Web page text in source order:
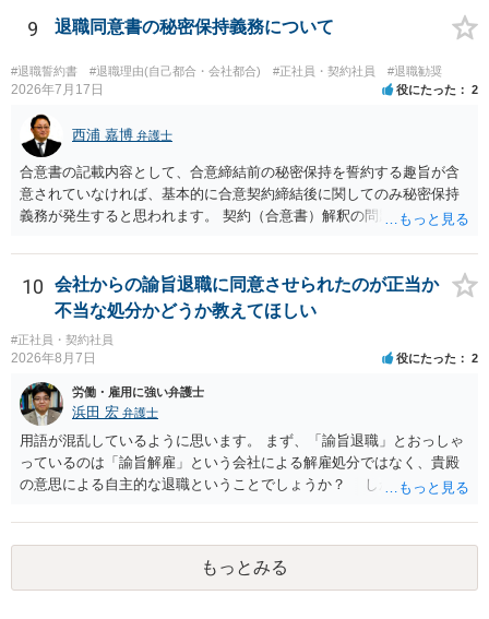
収入、年齢等で大きく変わりますので一般的にいくらとは言えませ
ん。 弁護士に依頼する費用はそれぞれの弁護士で異なるので個別に聞
いてみるしかありませんが、旧日弁連規準を使った着手金・成功報酬
方式と着手金ゼロまたは少額で成功報酬大目の方式のどちらかが多い
と思います（個々の弁護士次第なので一般化はできません）。 早めに
弁護士に直接面談で相談されることをお勧めします。
9 退職同意書の秘密保持義務について
#退職誓約書 #退職理由(自己都合・会社都合) #正社員・契約社員 #退職勧奨
2026年7月17日 役にたった 2
西浦 嘉博 弁護士
合意書の記載内容として、合意締結前の秘密保持を誓約する趣旨が含
意されていなければ、基本的に合意契約締結後に関してのみ秘密保持
義務が発生すると思われます。 契約（合意書）解釈の問題ですので、
場合、最寄りの法律事務所で相談されることを検討ください。
10
会社からの諭旨退職に同意させられたのが正当か
不当な処分かどうか教えてほしい
#正社員・契約社員
2026年8月7日 役にたった 2
労働・雇用に強い弁護士
浜田 宏 弁護士
用語が混乱しているように思います。 まず、「諭旨退職」とおっしゃ
っているのは「諭旨解雇」という会社による解雇処分ではなく、貴殿
の意思による自主的な退職ということでしょうか？ しかし、記載さ
す。 その場合、解雇には客観的で合理的な理由が必要であり、かつ
解雇という処分が社会通念上相当と認められない限り、解雇は無効で
す。 結局、貴殿のネット炎上の内容や原因、勤務先に与えた影響な
どを具体的に検討しなければ、何とも申し上げることができません。
もっとみる